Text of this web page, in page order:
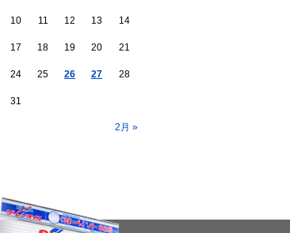
2月 »
10 11 12 13 14
17 18 19 20 21
24 25 26 27 28
31